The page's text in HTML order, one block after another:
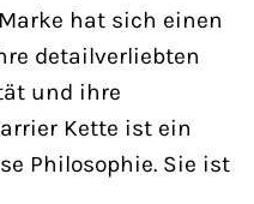
hat sich einen
detailverliebten
und ihre
Kette ist ein
Philosophie. Sie ist